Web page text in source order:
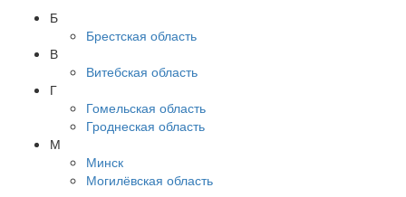
Б
Брестская область
В
Витебская область
Г
Гомельская область
Гроднеская область
М
Минск
Могилёвская область